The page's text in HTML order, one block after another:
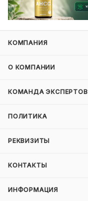
КОМПАНИЯ
О КОМПАНИИ
КОМАНДА ЭКСПЕРТОВ
ПОЛИТИКА
РЕКВИЗИТЫ
КОНТАКТЫ
ИНФОРМАЦИЯ